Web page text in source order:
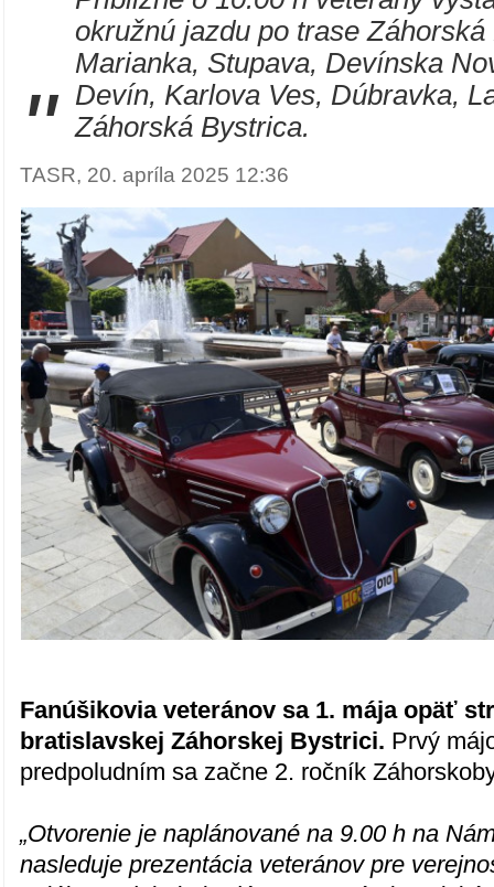
"
okružnú jazdu po trase
Marianka, Stupava, Devínska
Devín, Karlova Ves, Dúbravka,
Záhorská Bystrica.
TASR, 20. apríla 2025 12:36
Fanúšikovia veteránov sa 1. mája opäť
bratislavskej Záhorskej Bystrici. Prvý
predpoludním sa začne 2. ročník
„Otvorenie je naplánované na 9.00 h na
nasleduje prezentácia veteránov pre